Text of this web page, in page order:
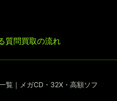
質問買取の流れ
覧｜メガCD・32X・高額ソフ